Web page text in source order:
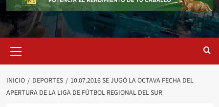
primario
INICIO DEPORTES
10.07.2016 SE JUGÓ LA OCTAVA FECHA DEL
APERTURA DE LA LIGA DE FÚTBOL REGIONAL DEL SUR